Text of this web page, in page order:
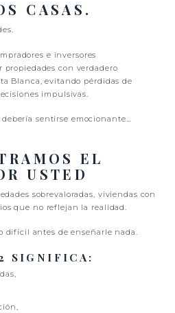
CASAS.
e inversores
con verdadero
Blanca, evitando pérdidas de
impulsivas.
sentirse emocionante…
EL
USTED
sobrevaloradas, viviendas con
que no reflejan la realidad.
difícil antes de enseñarle nada.
SIGNIFICA: